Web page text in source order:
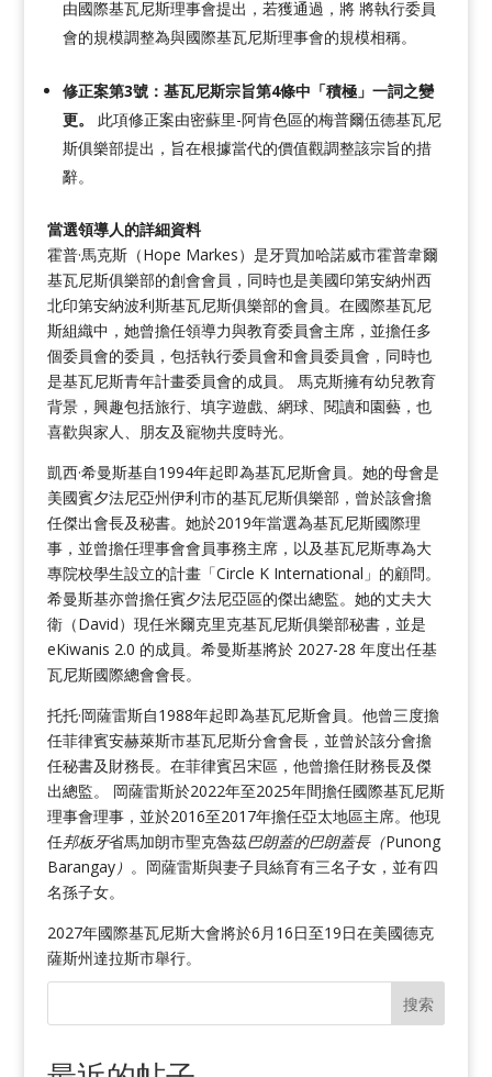
由國際基瓦尼斯理事會提出，若獲通過，將 將執行委員
會的規模調整為與國際基瓦尼斯理事會的規模相稱。
修正案第3號：基瓦尼斯宗旨第4條中「積極」一詞之變
更。
此項修正案由密蘇里-阿肯色區的梅普爾伍德基瓦尼
斯俱樂部提出，旨在根據當代的價值觀調整該宗旨的措
辭。
當選領導人的詳細資料
霍普·馬克斯（Hope Markes）是牙買加哈諾威市霍普韋爾
基瓦尼斯俱樂部的創會會員，同時也是美國印第安納州西
北印第安納波利斯基瓦尼斯俱樂部的會員。在國際基瓦尼
斯組織中，她曾擔任領導力與教育委員會主席，並擔任多
個委員會的委員，包括執行委員會和會員委員會，同時也
是基瓦尼斯青年計畫委員會的成員。
馬克斯擁有幼兒教育
背景，興趣包括旅行、填字遊戲、網球、閱讀和園藝，也
喜歡與家人、朋友及寵物共度時光。
凱西·希曼斯基自1994年起即為基瓦尼斯會員。她的母會是
美國賓夕法尼亞州伊利市的基瓦尼斯俱樂部，曾於該會擔
任傑出會長及秘書。她於2019年當選為基瓦尼斯國際理
事，並曾擔任理事會會員事務主席，以及基瓦尼斯專為大
專院校學生設立的計畫「Circle K International」的顧問。
希曼斯基亦曾擔任賓夕法尼亞區的傑出總監。她的丈夫大
衛（David）現任米爾克里克基瓦尼斯俱樂部秘書，並是
eKiwanis 2.0 的成員。希曼斯基將於 2027-28 年度出任基
瓦尼斯國際總會會長。
托托·岡薩雷斯自1988年起即為基瓦尼斯會員。他曾三度擔
任菲律賓安赫萊斯市基瓦尼斯分會會長，並曾於該分會擔
任秘書及財務長。在菲律賓呂宋區，他曾擔任財務長及傑
出總監。 岡薩雷斯於2022年至2025年間擔任國際基瓦尼斯
理事會理事，並於2016至2017年擔任亞太地區主席。他現
任邦板牙省馬加朗市聖克魯茲巴朗蓋的巴朗蓋長（Punong
Barangay） 。岡薩雷斯與妻子貝絲育有三名子女，並有四
名孫子女。
2027年國際基瓦尼斯大會將於6月16日至19日在美國德克
薩斯州達拉斯市舉行。
搜索